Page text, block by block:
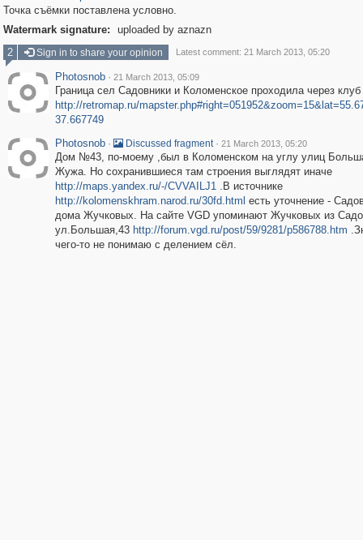
Точка съёмки поставлена условно.
Watermark signature:
uploaded by aznazn
2
Sign in to share your opinion Latest comment: 21 March 2013, 05:20
Photosnob · 21 March 2013, 05:09
Граница сел Садовники и Коломенское проходила через клуб
http://retromap.ru/
37.667749
Photosnob · Discussed fragment · 21 March 2013, 05:20
Дом №43, по-моему ,был в Коломенском на углу улиц
Жужа. Но сохранившиеся там строения выглядят иначе
http://maps.yandex.ru/-/CVVAILJ1.В источнике
http://kolomenskhram.narod.ru/30fd.html есть уточнение -
дома Жучковых. На сайте VGD упоминают Жучковых из
ул.Большая,43 http://forum.vgd.ru/post/59/9281/p586788.htm
чего-то не понимаю с делением сёл.